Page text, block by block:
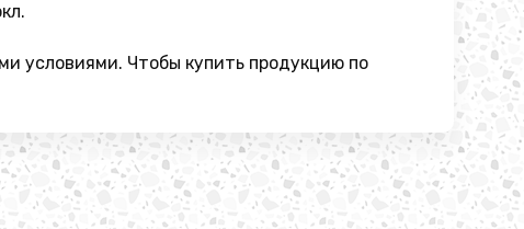
условиями. Чтобы купить продукцию по